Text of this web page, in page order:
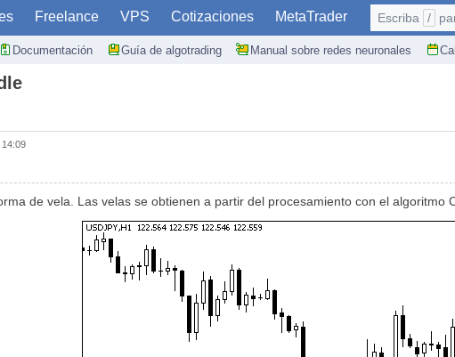
Freelance VPS Cotizaciones MetaTrader
Documentación Guía de algotrading Manual sobre redes neuronales
Escriba /
de vela. Las velas se obtienen a partir del procesamiento con el